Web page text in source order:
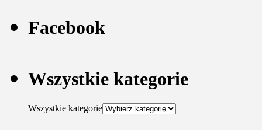
Facebook
Wszystkie kategorie
Wszystkie kategorie